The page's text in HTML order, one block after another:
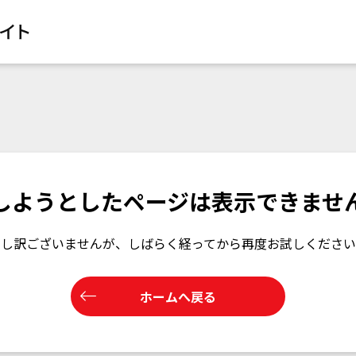
ようとしたページは表示できませ
訳ございませんが、 しばらく経ってから再度お試しください
ホームへ戻る